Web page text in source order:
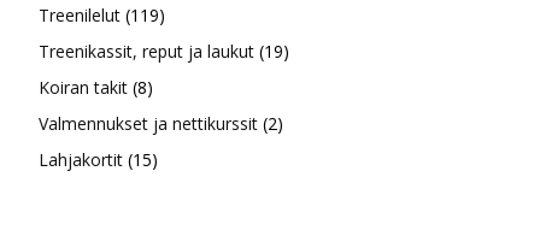
Treenilelut 119119
tuotetta
Treenikassit, reput ja laukut 1919
Koiran takit 88
tuotetta
Valmennukset ja nettikurssit 22
Lahjakortit 1515